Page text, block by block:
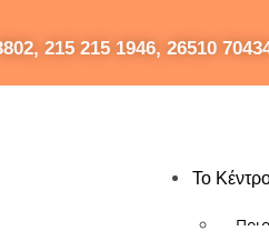
215 215 1946, 26510
Το